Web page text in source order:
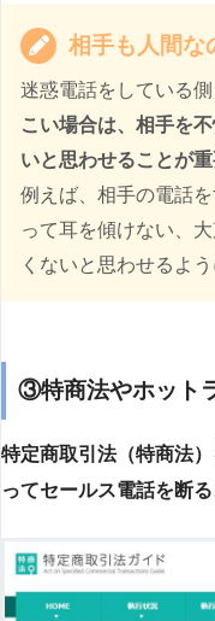
相手も人間な
迷惑電話をしている側
こい場合は、相手を
いと思わせることが重
例えば、相手の電話
って耳を傾けない、
くないと思わせるよう
③特商法やホット
特定商取引法（特商法
ってセールス電話を断る